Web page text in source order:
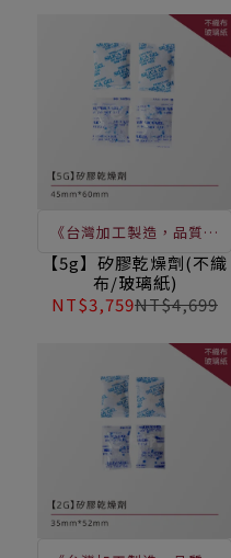
限 / 囤食儲物好幫手 / 吸
收食品中濕氣 / 延長食品
保存期限
《台灣加工製造，品質穩
定》如須購買，請直接洽
詢客服
【5g】矽膠乾燥劑(不織
布/玻璃紙)
NT$3,759NT$4,699